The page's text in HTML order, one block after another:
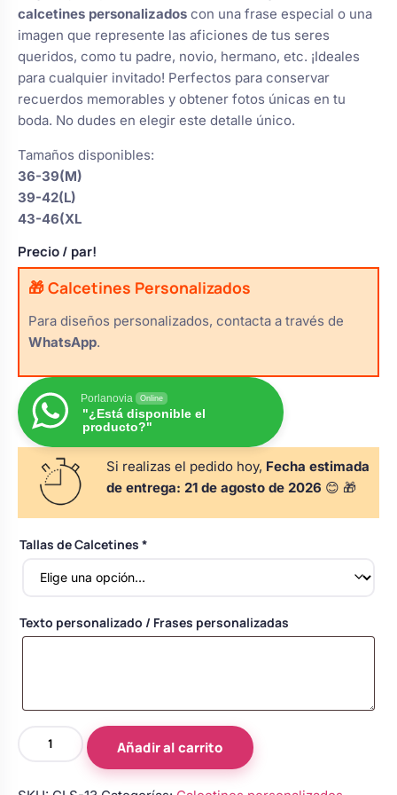
para arras
alianzas
porta alianzas
de boda
y pala tarta
damas de honor
bebé boda
floral coche
Perchas de comunión
personalizadas
Rasca y Gana para Comunión:
Sorpresas y Diversión
Detalles de comunión para invitados
Ver todo
Bolsos personalizados
Neceseres personalizados
Otros regalos
Ver todo
calcetines personalizados con una frase especial o una
imagen que represente las aficiones de tus seres
queridos, como tu padre, novio, hermano, etc. ¡Ideales
para cualquier invitado! Perfectos para conservar
recuerdos memorables y obtener fotos únicas en tu
boda. No dudes en elegir este detalle único.
Tamaños disponibles:
36-39(M)
39-42(L)
43-46(XL
Precio/ par!
🎁 Calcetines Personalizados
Para diseños personalizados, contacta a través de
WhatsApp.
Porlanovia Online
"¿Está disponible el
producto?"
Si realizas el pedido hoy, Fecha estimada
de entrega: 21 de agosto de 2026 😊 🎁
Tallas de Calcetines *
Texto personalizado / Frases personalizadas
Calcetines
personalizados
Añadir al carrito